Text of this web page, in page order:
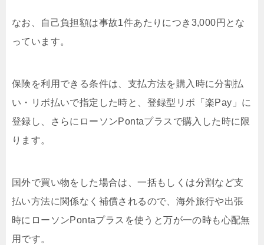
なお、自己負担額は事故1件あたりにつき3,000円とな
っています。
保険を利用できる条件は、支払方法を購入時に分割払
い・リボ払いで指定した時と、登録型リボ「楽Pay」に
登録し、さらにローソンPontaプラスで購入した時に限
ります。
国外で買い物をした場合は、一括もしくは分割など支
払い方法に関係なく補償されるので、海外旅行や出張
時にローソンPontaプラスを使うと万が一の時も心配無
用です。